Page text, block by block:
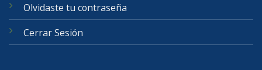
Olvidaste tu contraseña
Cerrar Sesión